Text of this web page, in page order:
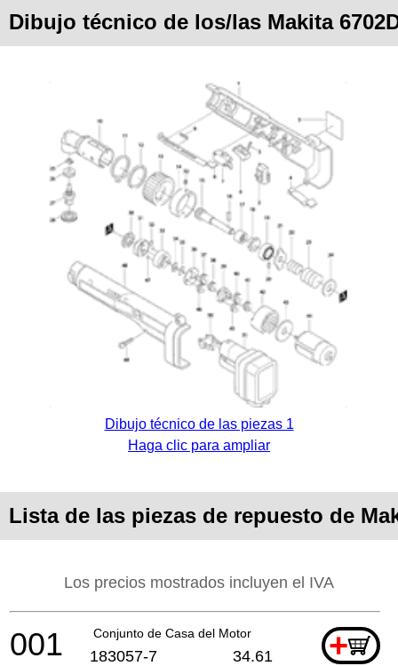
Dibujo técnico de los/las Makita
Dibujo técnico de las piezas 1
Haga clic para ampliar
Lista de las piezas de repuesto de
Los precios mostrados incluyen el IVA
Conjunto de Casa del Motor +
001 183057-7 34.61